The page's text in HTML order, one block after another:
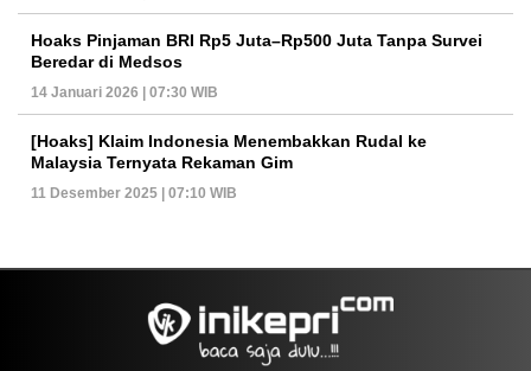
Hoaks Pinjaman BRI Rp5 Juta–Rp500 Juta Tanpa Survei
Beredar di Medsos
14 Januari 2026 | 07:30 WIB
[Hoaks] Klaim Indonesia Menembakkan Rudal ke
Malaysia Ternyata Rekaman Gim
11 Desember 2025 | 07:10 WIB